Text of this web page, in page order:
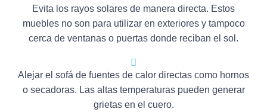
Evita los rayos solares de manera directa. Estos
muebles no son para utilizar en exteriores y tampoco
cerca de ventanas o puertas donde reciban el sol.
Alejar el sofá de fuentes de calor directas como hornos
o secadoras. Las altas temperaturas pueden generar
grietas en el cuero.